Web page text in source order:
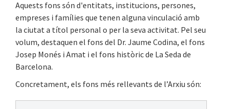
Aquests fons són d'entitats, institucions, persones,
empreses i famílies que tenen alguna vinculació amb
la ciutat a títol personal o per la seva activitat. Pel seu
volum, destaquen el fons del Dr. Jaume Codina, el fons
Josep Monés i Amat i el fons històric de La Seda de
Barcelona.
Concretament, els fons més rellevants de l’Arxiu són: